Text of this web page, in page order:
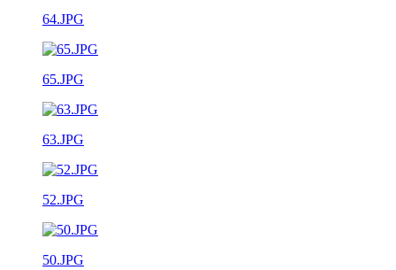
64.JPG
65.JPG
63.JPG
52.JPG
50.JPG